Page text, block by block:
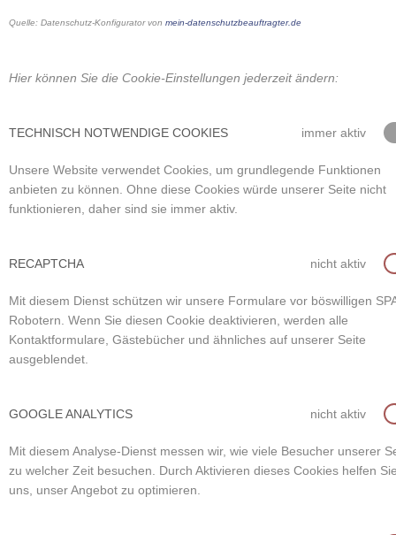
Quelle: Datenschutz-Konfigurator von mein-datenschutzbeauftragter.de
Hier können Sie die Cookie-Einstellungen jederzeit ändern:
TECHNISCH NOTWENDIGE COOKIES immer aktiv
Unsere Website verwendet Cookies, um grundlegende Funktionen
anbieten zu können. Ohne diese Cookies würde unserer Seite nicht
funktionieren, daher sind sie immer aktiv.
RECAPTCHA nicht aktiv
Mit diesem Dienst schützen wir unsere Formulare vor böswilligen
Robotern. Wenn Sie diesen Cookie deaktivieren, werden alle
Kontaktformulare, Gästebücher und ähnliches auf unserer Seite
ausgeblendet.
GOOGLE ANALYTICS nicht aktiv
Mit diesem Analyse-Dienst messen wir, wie viele Besucher unserer
zu welcher Zeit besuchen. Durch Aktivieren dieses Cookies helfen
uns, unser Angebot zu optimieren.